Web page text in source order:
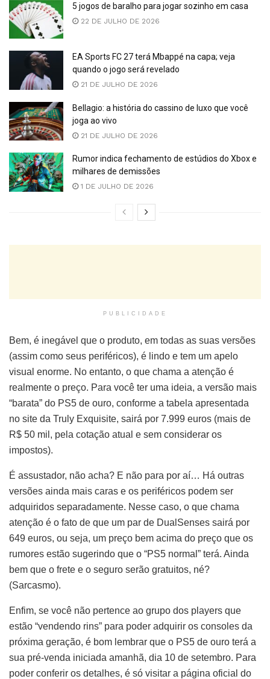
5 jogos de baralho para jogar sozinho em casa
22 DE JULHO DE 2026
EA Sports FC 27 terá Mbappé na capa; veja
quando o jogo será revelado
21 DE JULHO DE 2026
Bellagio: a história do cassino de luxo que você
joga ao vivo
21 DE JULHO DE 2026
Rumor indica fechamento de estúdios do Xbox e
milhares de demissões
1 DE JULHO DE 2026
PUBLICIDADE
Bem, é inegável que o produto, em todas as suas versões
(assim como seus periféricos), é lindo e tem um apelo
visual enorme. No entanto, o que chama a atenção é
realmente o preço. Para você ter uma ideia, a versão mais
“barata” do PS5 de ouro, conforme a tabela apresentada
no site da Truly Exquisite, sairá por 7.999 euros (mais de
R$ 50 mil, pela cotação atual e sem considerar os
impostos).
É assustador, não acha? E não para por aí… Há outras
versões ainda mais caras e os periféricos podem ser
adquiridos separadamente. Nesse caso, o que chama
atenção é o fato de que um par de DualSenses sairá por
649 euros, ou seja, um preço bem acima do preço que os
rumores estão sugerindo que o “PS5 normal ” terá. Ainda
bem que o frete e o seguro serão gratuitos, né?
(Sarcasmo).
Enfim, se você não pertence ao grupo dos players que
estão “vendendo rins” para poder adquirir os consoles da
próxima geração, é bom lembrar que o PS5 de ouro terá a
sua pré-venda iniciada amanhã, dia 10 de setembro. Para
poder conferir os detalhes, é só visitar a página oficial do